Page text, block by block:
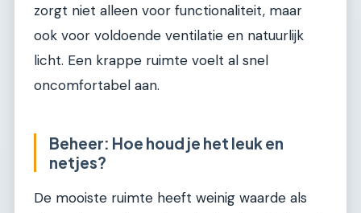
zorgt niet alleen voor functionaliteit, maar
ook voor voldoende ventilatie en natuurlijk
licht. Een krappe ruimte voelt al snel
oncomfortabel aan.
Beheer: Hoe houd je het leuk en
netjes?
De mooiste ruimte heeft weinig waarde als